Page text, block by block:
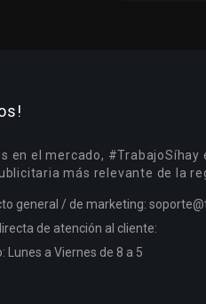
en el mercado, #TrabajoSíhay
más relevante de la
general / de marketing:
de atención al cliente:
Lunes a Viernes de 8 a 5